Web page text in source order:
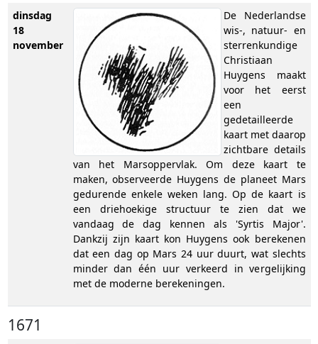
dinsdag
18
november
De Nederlandse
wis-, natuur- en
sterrenkundige
Christiaan
Huygens maakt
voor het eerst
een
gedetailleerde
kaart met daarop
zichtbare details
van het Marsoppervlak. Om deze kaart te
maken, observeerde Huygens de planeet Mars
gedurende enkele weken lang. Op de kaart is
een driehoekige structuur te zien dat we
vandaag de dag kennen als 'Syrtis Major'.
Dankzij zijn kaart kon Huygens ook berekenen
dat een dag op Mars 24 uur duurt, wat slechts
minder dan één uur verkeerd in vergelijking
met de moderne berekeningen.
1671